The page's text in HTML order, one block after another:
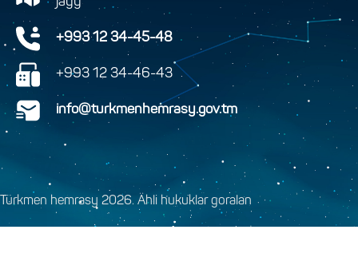
+993 12 34-45-48
+993 12 34-46-43
info@turkmenhemrasy.gov.tm
Türkmen hemrasy 2026. Ähli hukuklar goralan